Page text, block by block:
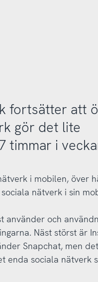
fortsätter att
gör det lite
timmar i
i mobilen, över
nätverk i sin
använder och
Näst störst är
Snapchat, men
enda sociala nätverk